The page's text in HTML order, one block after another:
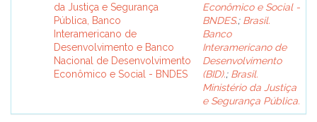
da Justiça e Segurança
Pública, Banco
Interamericano de
Desenvolvimento e Banco
Nacional de Desenvolvimento
Econômico e Social - BNDES
Econômico e Social -
BNDES.; Brasil.
Banco
Interamericano de
Desenvolvimento
(BID).; Brasil.
Ministério da Justiça
e Segurança Pública.